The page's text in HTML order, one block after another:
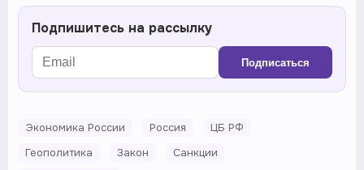
Подпишитесь на рассылку
Подписаться
Экономика России Россия
ЦБ РФ
Геополитика
Закон
Санкции